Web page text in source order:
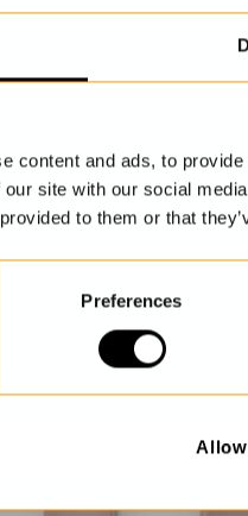
content and ads, to
site with our social
to them or that
Preferences